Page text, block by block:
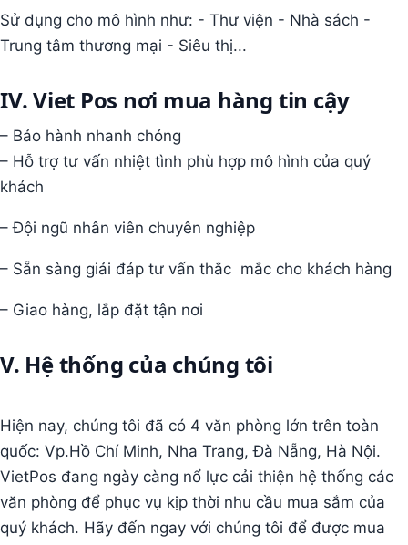
Sử dụng cho mô hình như: - Thư viện - Nhà sách -
Trung tâm thương mại - Siêu thị...
IV. Viet Pos nơi mua hàng tin cậy
– Bảo hành nhanh chóng
– Hỗ trợ tư vấn nhiệt tình phù hợp mô hình của quý
khách
– Đội ngũ nhân viên chuyên nghiệp
– Sẵn sàng giải đáp tư vấn thắc mắc cho khách hàng
– Giao hàng, lắp đặt tận nơi
V. Hệ thống của chúng tôi
Hiện nay, chúng tôi đã có 4 văn phòng lớn trên toàn
quốc: Vp.Hồ Chí Minh, Nha Trang, Đà Nẵng, Hà Nội.
VietPos đang ngày càng nổ lực cải thiện hệ thống các
văn phòng để phục vụ kịp thời nhu cầu mua sắm của
quý khách. Hãy đến ngay với chúng tôi để được mua